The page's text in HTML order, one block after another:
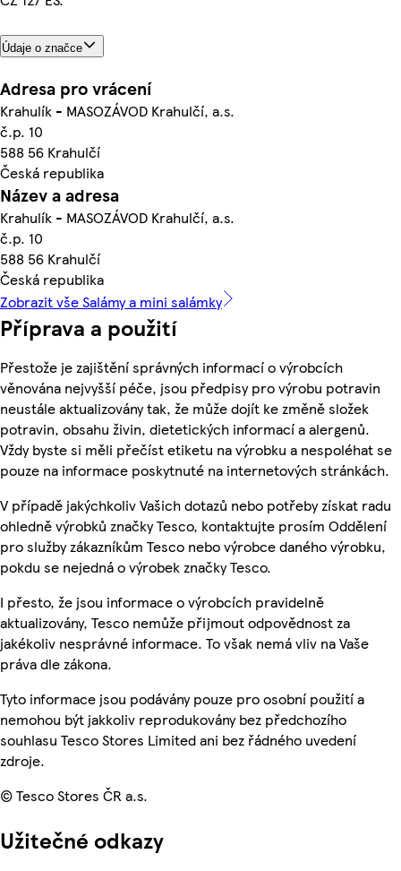
Údaje o značce
Adresa pro vrácení
Krahulík - MASOZÁVOD Krahulčí, a.s.
č.p. 10
588 56 Krahulčí
Česká republika
Název a adresa
Krahulík - MASOZÁVOD Krahulčí, a.s.
č.p. 10
588 56 Krahulčí
Česká republika
Zobrazit vše Salámy a mini salámky
Příprava a použití
Přestože je zajištění správných informací o výrobcích
věnována nejvyšší péče, jsou předpisy pro výrobu potravin
neustále aktualizovány tak, že může dojít ke změně složek
potravin, obsahu živin, dietetických informací a alergenů.
Vždy byste si měli přečíst etiketu na výrobku a nespoléhat se
pouze na informace poskytnuté na internetových stránkách.
V případě jakýchkoliv Vašich dotazů nebo potřeby získat radu
ohledně výrobků značky Tesco, kontaktujte prosím Oddělení
pro služby zákazníkům Tesco nebo výrobce daného výrobku,
pokdu se nejedná o výrobek značky Tesco.
I přesto, že jsou informace o výrobcích pravidelně
aktualizovány, Tesco nemůže přijmout odpovědnost za
jakékoliv nesprávné informace. To však nemá vliv na Vaše
práva dle zákona.
Tyto informace jsou podávány pouze pro osobní použití a
nemohou být jakkoliv reprodukovány bez předchozího
souhlasu Tesco Stores Limited ani bez řádného uvedení
zdroje.
© Tesco Stores ČR a.s.
Užitečné odkazy